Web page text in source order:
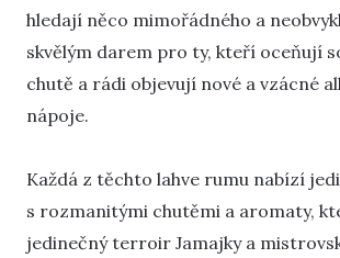
hledají něco mimořádného a
skvělým darem pro ty, kteří oceňují
chutě a rádi objevují nové a vzácné
nápoje.
Každá z těchto lahve rumu nabízí
s rozmanitými chutěmi a aromaty,
jedinečný terroir Jamajky a